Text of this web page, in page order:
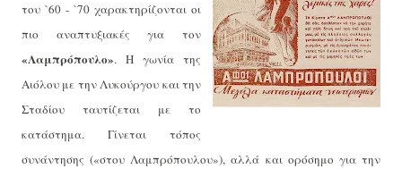
του `60 - `70 χαρακτηρίζονται οι
πιο αναπτυξιακές για τον
«Λαμπρόπουλο». Η γωνία της
Αιόλου με την Λυκούργου και την
Σταδίου ταυτίζεται με το
κατάστημα. Γίνεται τόπος
συνάντησης («στου Λαμπρόπουλου»), αλλά και ορόσημο για την